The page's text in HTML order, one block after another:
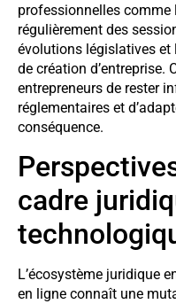
professionnelles comme
régulièrement des
évolutions législatives et
de création
entrepreneurs de rester
réglementaires et
conséquence.
cadre
L’écosystème juridique
en ligne connaît une